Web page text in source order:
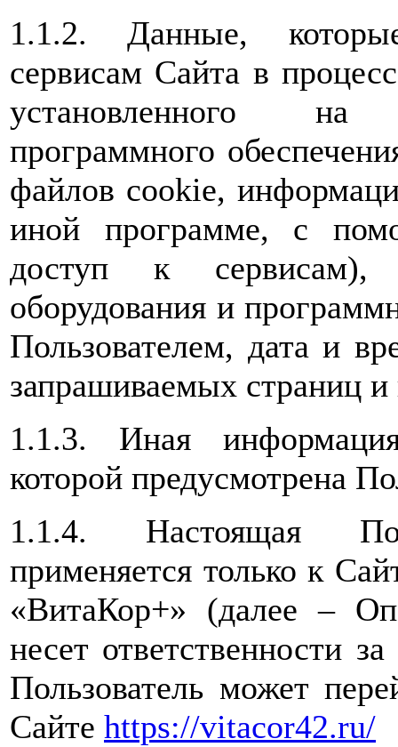
1.1.2. Данные,
сервисам Сайта в
установленного на
программного
файлов cookie,
иной программе, с
доступ к сервисам),
оборудования и
Пользователем, дата и
запрашиваемых страниц
1.1.3. Иная
которой предусмотрена
1.1.4. Настоящая
применяется только к
«ВитаКор+» (далее –
несет ответственности
Пользователь может
Сайте https://vitacor42.ru/